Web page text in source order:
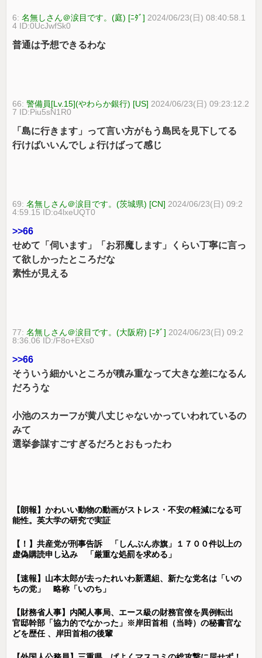
6:名無しさん＠涙目です。(庭) [ﾆﾀﾞ] 2024/06/23(日) 08:40:58.1
4 ID:0UcJwfSk0
普通は予想できるわな
66:警備員[Lv.15](やわらか銀行) [US] 2024/06/23(日) 09:23:12.2
7 ID:Piu5sN1R0
「島に行きます」って言い方がもう島民を見下してる
行けばいいんでしょ行けばって感じ
69:名無しさん＠涙目です。(茨城県) [CN] 2024/06/23(日) 09:2
4:59.15 ID:o4lxeUQT0
>>66
せめて「伺います」「お邪魔します」くらい丁寧に言っ
て欲しかったところだな
素性が見える
77:名無しさん＠涙目です。(大阪府) [ﾆﾀﾞ] 2024/06/23(日) 09:2
8:36.06 ID:/F8o+EXs0
>>66
そういう細かいところが積み重なって大きな差になるん
だろうな
小池のスカーフが黄八丈じゃないかっていわれているの
みて
選挙参謀すごすぎるだろとおもったわ
【朗報】かわいい動物の動画がストレス・不安の軽減になる可
能性。英大学の研究で実証
【！】共産党が刑事告訴 「しんぶん赤旗」１７００件以上の
虚偽購読申し込み 「厳重な処罰を求める」
【速報】山本太郎が去ったれいわ新選組、新たな党名は「いの
ちの党」 略称「いのち」
【財務省人事】内閣人事局、エース級の財務官僚を異例転出
官邸幹部「協力的でなかった」※岸田首相（当時）の秘書官な
どを歴任 、岸田首相の後輩